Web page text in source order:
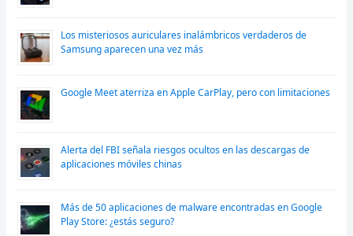
Los misteriosos auriculares inalámbricos verdaderos de
Samsung aparecen una vez más
Google Meet aterriza en Apple CarPlay, pero con limitaciones
Alerta del FBI señala riesgos ocultos en las descargas de
aplicaciones móviles chinas
Más de 50 aplicaciones de malware encontradas en Google
Play Store: ¿estás seguro?